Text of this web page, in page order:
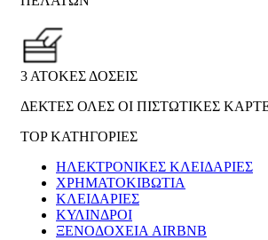
3 ΑΤΟΚΕΣ ΔΟΣΕΙΣ
ΔΕΚΤΕΣ ΟΛΕΣ ΟΙ ΠΙΣΤΩΤΙΚΕΣ
TOP ΚΑΤΗΓΟΡΙΕΣ
ΗΛΕΚΤΡΟΝΙΚΈΣ ΚΛΕΙΔΑΡΙΈΣ
ΧΡΗΜΑΤΟΚΙΒΏΤΙΑ
ΚΛΕΙΔΑΡΙΈΣ
ΚΎΛΙΝΔΡΟΙ
ΞΕΝΟΔΟΧΕΊΑ AIRBNB